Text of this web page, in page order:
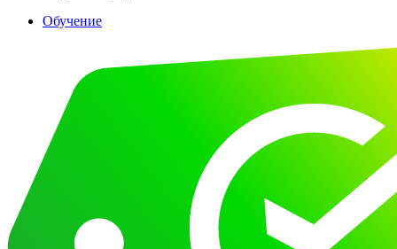
Обучение